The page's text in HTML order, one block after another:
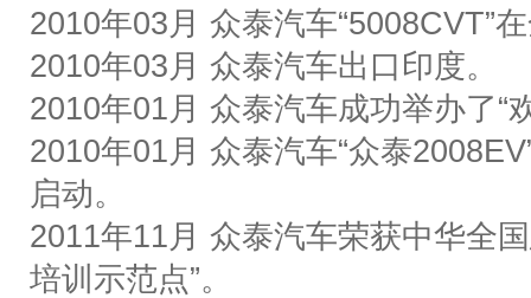
2010年03月 众泰汽车“5008CVT”
2010年03月 众泰汽车出口印度。
2010年01月 众泰汽车成功举办了“
2010年01月 众泰汽车“众泰
启动。
2011年11月 众泰汽车荣获中华全
培训示范点”。